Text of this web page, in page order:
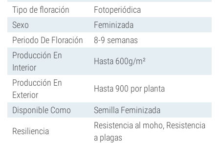
Tipo de floración
Fotoperiódica
Sexo
Feminizada
Periodo De Floración
8-9 semanas
Producción En
Interior
Hasta 600g/m²
Producción En
Exterior
Hasta 900 por planta
Disponible Como Semilla Feminizada
Resiliencia
Resistencia al moho, Resistencia
a plagas